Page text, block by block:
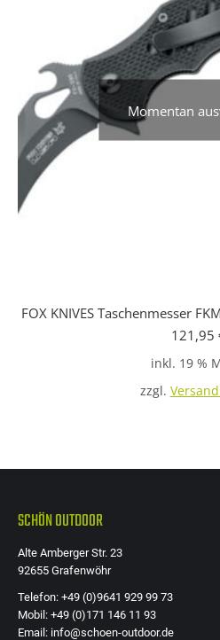
Momentan
FOX KNIVES Taschenmesser
121,95
inkl. 19 %
zzgl.
SCHÖN OUTDOOR
Alte Amberger Str. 23
92655 Grafenwöhr
Telefon: +49 (0)9641 929 99 73
Mobil: +49 (0)171 146 11 93
Email: info@schoen-outdoor.de